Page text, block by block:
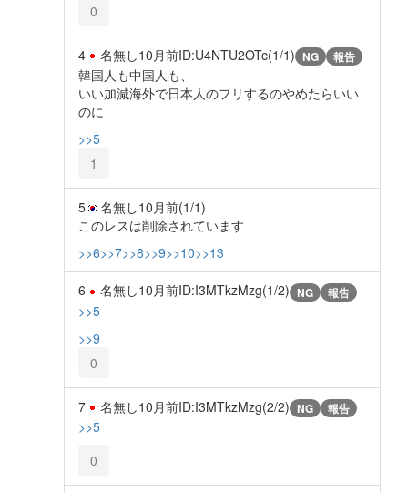
0
4 名無し10月前ID:U4NTU2OTc(1/1) NG 報告
韓国人も中国人も、
いい加減海外で日本人のフリするのやめたらいい
のに
>>5
1
5 名無し10月前(1/1)
このレスは削除されています
>>6>>7>>8>>9>>10>>13
6 名無し10月前ID:I3MTkzMzg(1/2) NG 報告
>>5
>>9
0
7 名無し10月前ID:I3MTkzMzg(2/2) NG 報告
>>5
0